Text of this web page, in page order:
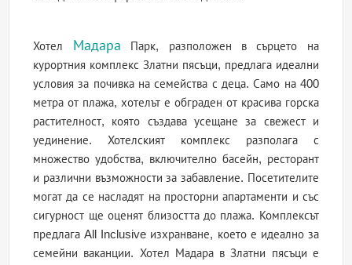
Хотел Мадара Парк, разположен в сърцето на
курортния комплекс Златни пясъци, предлага идеални
условия за почивка на семейства с деца. Само на 400
метра от плажа, хотелът е обграден от красива горска
растителност, която създава усещане за свежест и
уединение. Хотелският комплекс разполага с
множество удобства, включително басейн, ресторант
и различни възможности за забавление. Посетителите
могат да се насладят на просторни апартаменти и със
сигурност ще оценят близостта до плажа. Комплексът
предлага All Inclusive изхранване, което е идеално за
семейни ваканции. Хотел Мадара в Златни пясъци е